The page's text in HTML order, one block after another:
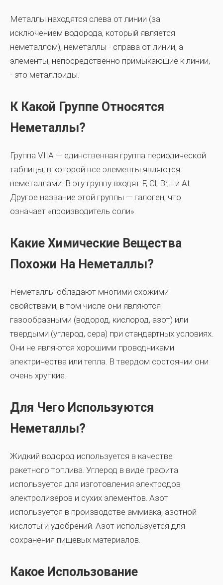
Металлы находятся слева от линии (за
исключением водорода, который является
неметаллом), неметаллы - справа от линии, а
элементы, непосредственно примыкающие к линии,
- это металлоиды.
К Какой Группе Относятся
Неметаллы?
Группа VIIA — единственная группа периодической
таблицы, в которой все элементы являются
неметаллами. В эту группу входят F, Cl, Br, I и At.
Другое название этой группы — галоген, что
означает «производитель соли».
Какие Химические Вещества
Похожи На Неметаллы?
Неметаллы обладают многими схожими
свойствами, в том числе они являются
газообразными (водород, кислород, азот) или
твердыми (углерод, сера) при стандартных условиях.
Они не являются хорошими проводниками
электричества или тепла. В твердом состоянии они
очень хрупкие.
Для Чего Используются
Неметаллы?
Жидкий водород используется в качестве
ракетного топлива. Углерод в виде графита
используется для изготовления электродов
электролизеров и сухих элементов. Азот
используется в производстве аммиака, азотной
кислоты и удобрений. Азот используется для
сохранения пищевых материалов.
Какое Использование